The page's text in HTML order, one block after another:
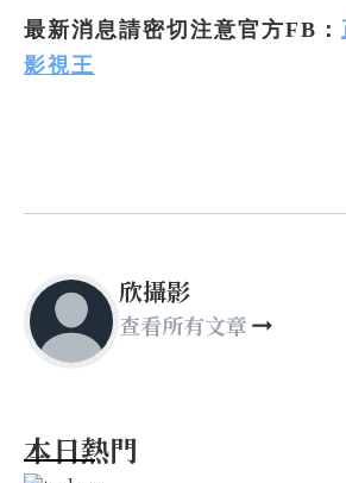
最新消息請密切注意官方FB：
影視王
欣攝影
查看所有文章
本日熱門